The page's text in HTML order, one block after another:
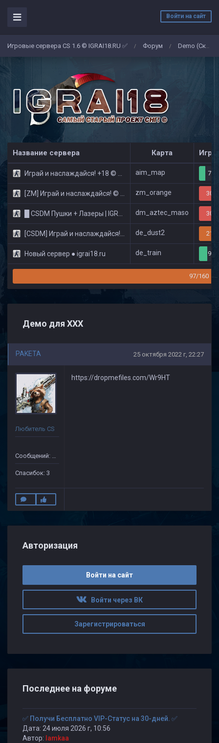
Войти на сайт
Игровые сервера CS 1.6 © IGRAI18.RU ✅ / Форум / Demo (Скриншоты)
Название сервера Карта
Играй и наслаждайся! +18 © Public aim_map 7/
[ZM] Играй и наслаждайся! © Zombie Show zm_orange 30/
█ CSDM Пушки + Лазеры | IGRAI18.RU ツ █ dm_aztec_maso 30/
[CSDM] Играй и наслаждайся! © Classic de_dust2 21/
Новый сервер ● igrai18.ru de_train 9/
97/160
Демо для ХХХ
PAKETA 25 октября 2022 г, 22:27
Любитель CS
Сообщений: 48
Спасибок: 3
https://dropmefiles.com/Wr9HT
Авторизация
Войти на сайт
Войти через ВК
Зарегистрироваться
Последнее на форуме
✅ Получи Бесплатно VIP-Статус на 30-дней. ✅
Дата: 24 июля 2026 г, 10:56
Автор: lamkaa